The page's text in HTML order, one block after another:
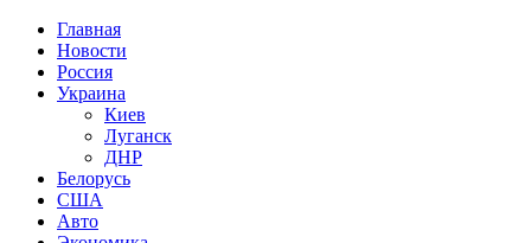
Главная
Новости
Россия
Украина
Киев
Луганск
ДНР
Белорусь
США
Авто